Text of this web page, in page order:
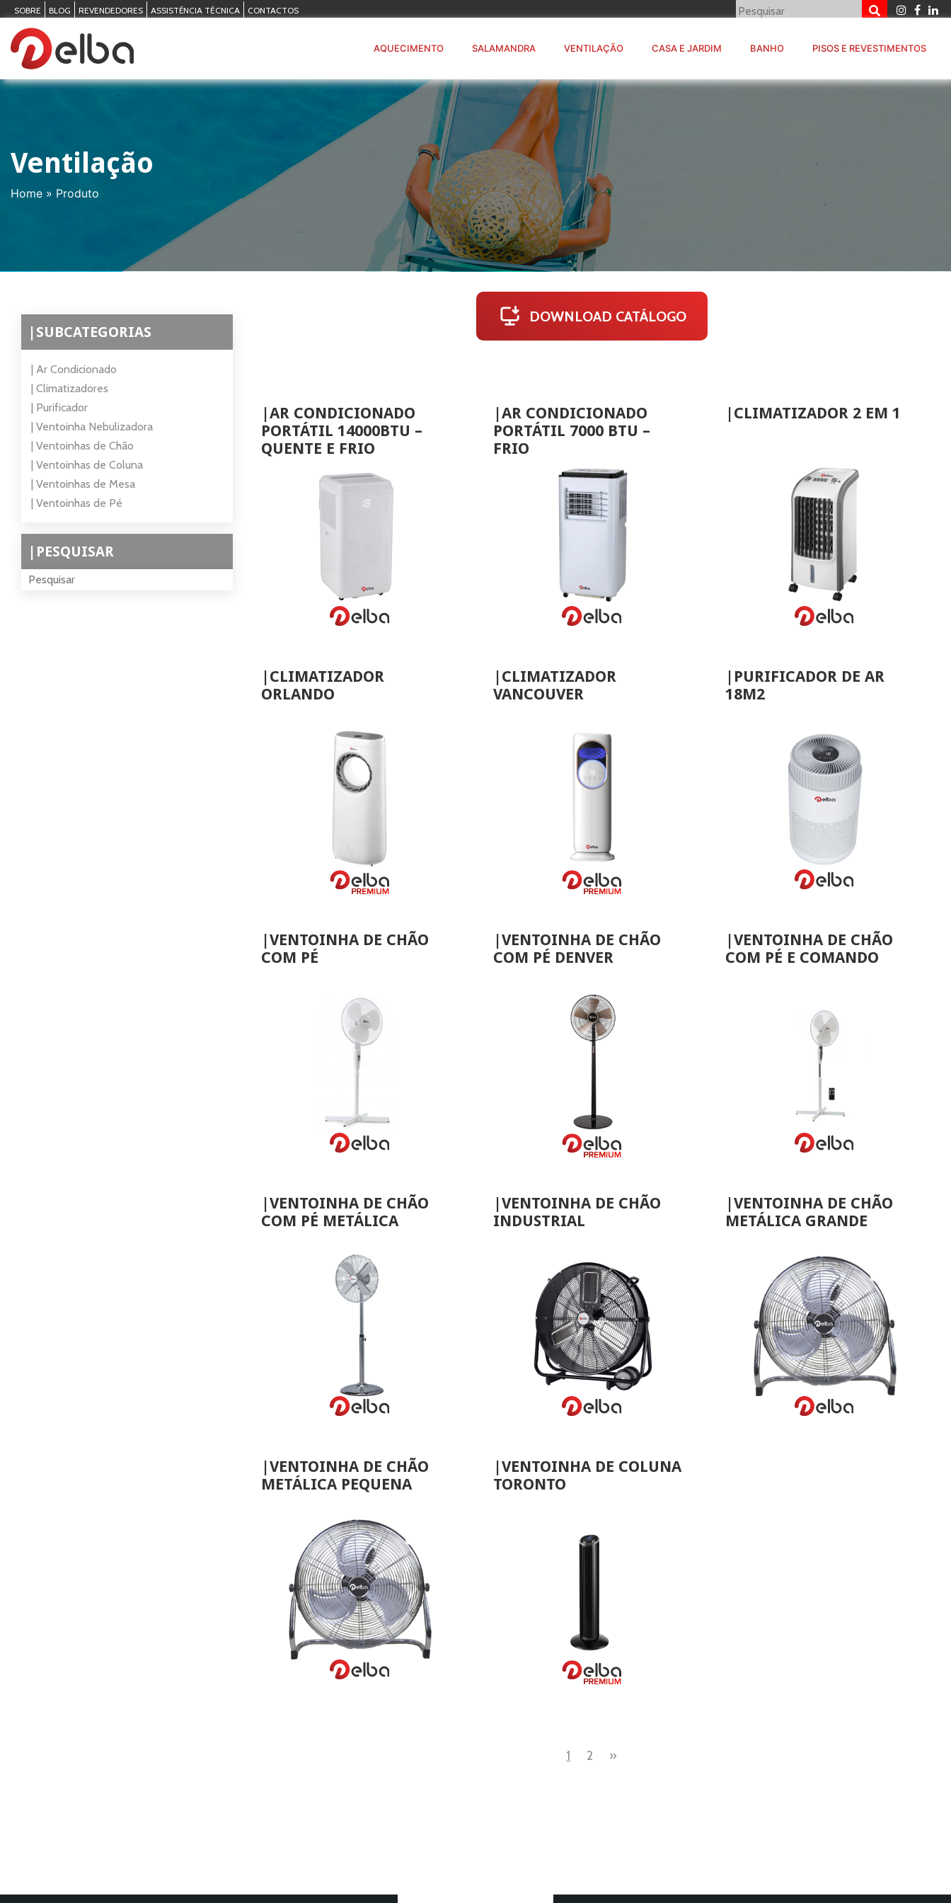
SOBRE BLOG REVENDEDORES ASSISTÊNCIA TÉCNICA CONTACTOS
AQUECIMENTO SALAMANDRA VENTILAÇÃO CASA E JARDIM BANHO PISOS E REVESTIMENTOS
Ventilação
Home » Produto
|SUBCATEGORIAS
| Ar Condicionado
| Climatizadores
| Purificador
| Ventoinha Nebulizadora
| Ventoinhas de Chão
| Ventoinhas de Coluna
| Ventoinhas de Mesa
| Ventoinhas de Pé
|PESQUISAR
DOWNLOAD CATÁLOGO
|AR CONDICIONADO
PORTÁTIL 14000BTU –
QUENTE E FRIO
VER MAIS
|AR CONDICIONADO
PORTÁTIL 7000 BTU –
FRIO
VER MAIS
|CLIMATIZADOR 2 EM 1
VER MAIS
|CLIMATIZADOR
ORLANDO
VER MAIS
|CLIMATIZADOR
VANCOUVER
VER MAIS
|PURIFICADOR DE AR
18M2
VER MAIS
|VENTOINHA DE CHÃO
COM PÉ
VER MAIS
|VENTOINHA DE CHÃO
COM PÉ DENVER
VER MAIS
|VENTOINHA DE CHÃO
COM PÉ E COMANDO
VER MAIS
|VENTOINHA DE CHÃO
COM PÉ METÁLICA
VER MAIS
|VENTOINHA DE CHÃO
INDUSTRIAL
VER MAIS
|VENTOINHA DE CHÃO
METÁLICA GRANDE
VER MAIS
|VENTOINHA DE CHÃO
METÁLICA PEQUENA
VER MAIS
|VENTOINHA DE COLUNA
TORONTO
VER MAIS
1 2 »